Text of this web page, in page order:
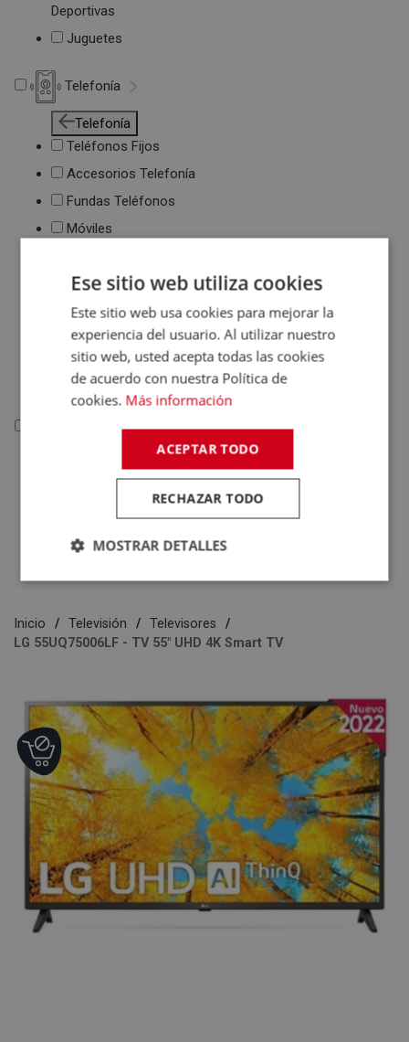
Deportivas
Juguetes
Telefonía
Telefonía
Teléfonos Fijos
Accesorios Telefonía
Fundas Teléfonos
Móviles
Reacondicionados y Outlet
Reacondicionados y
Outlet
Electrodomésticos
Inicio Televisión
Televisores
LG 55UQ75006LF - TV 55" UHD 4K Smart TV
Ese sitio web utiliza cookies
Este sitio web usa cookies para mejorar la
experiencia del usuario. Al utilizar nuestro
sitio web, usted acepta todas las cookies
de acuerdo con nuestra Política de
cookies. Más información
ACEPTAR TODO
RECHAZAR TODO
MOSTRAR DETALLES